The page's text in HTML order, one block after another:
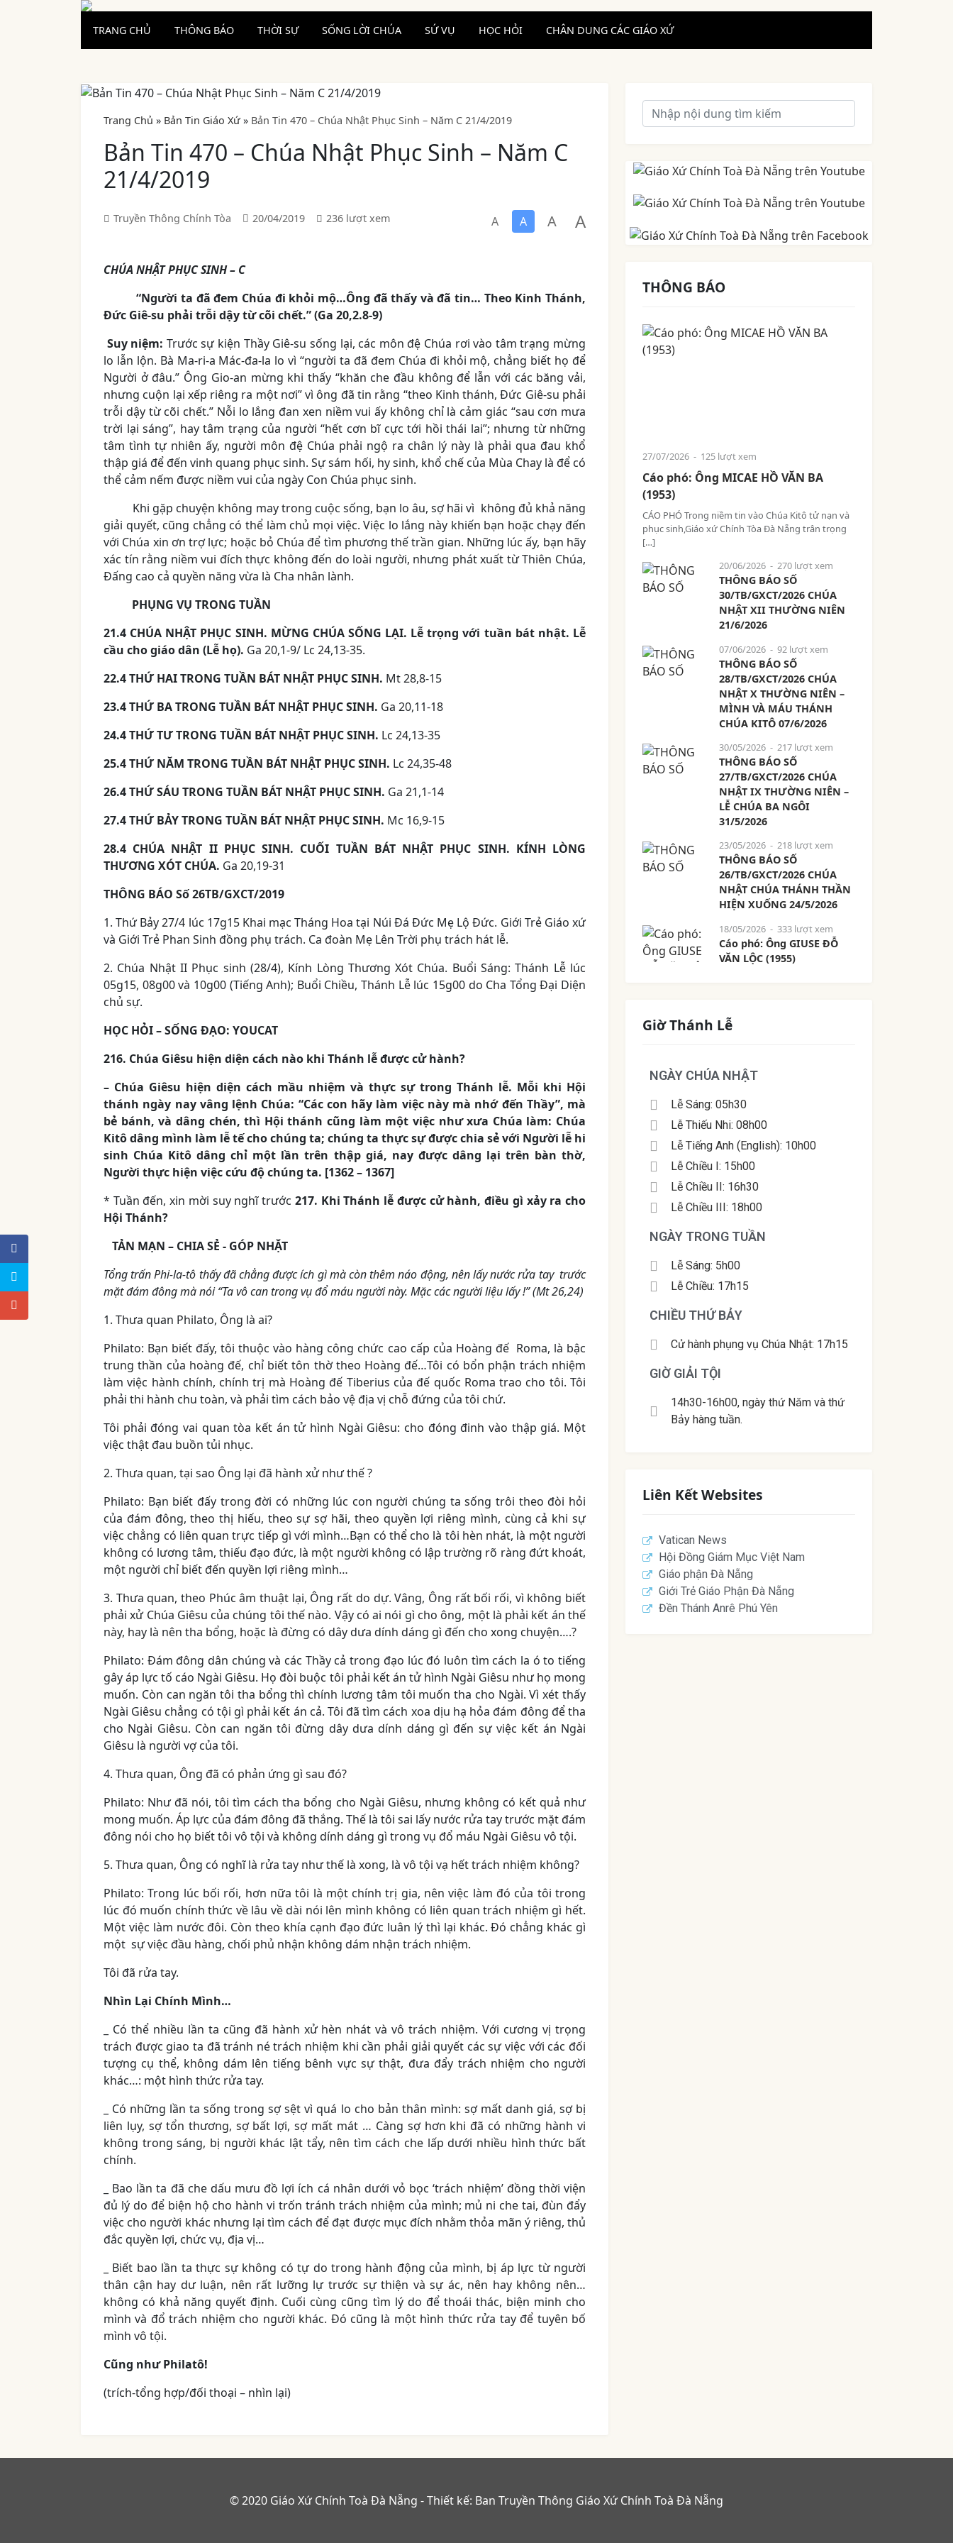
TRANG CHỦ THÔNG BÁO THỜI SỰ SỐNG LỜI CHÚA SỨ VỤ HỌC HỎI CHÂN DUNG CÁC GIÁO XỨ
Trang Chủ » Bản Tin Giáo Xứ » Bản Tin 470 – Chúa Nhật Phục Sinh – Năm C 21/4/2019
Bản Tin 470 – Chúa Nhật Phục Sinh – Năm C
21/4/2019
Truyền Thông Chính Tòa 20/04/2019 236 lượt xem A A A A
CHÚA NHẬT PHỤC SINH – C
“Người ta đã đem Chúa đi khỏi mộ…Ông đã thấy và đã tin… Theo Kinh Thánh,
Đức Giê-su phải trỗi dậy từ cõi chết.” (Ga 20,2.8-9)
Suy niệm: Trước sự kiện Thầy Giê-su sống lại, các môn đệ Chúa rơi vào tâm trạng mừng
lo lẫn lộn. Bà Ma-ri-a Mác-đa-la lo vì “người ta đã đem Chúa đi khỏi mộ, chẳng biết họ để
Người ở đâu.” Ông Gio-an mừng khi thấy “khăn che đầu không để lẫn với các băng vải,
nhưng cuộn lại xếp riêng ra một nơi” vì ông đã tin rằng “theo Kinh thánh, Đức Giê-su phải
trỗi dậy từ cõi chết.” Nỗi lo lắng đan xen niềm vui ấy không chỉ là cảm giác “sau cơn mưa
trời lại sáng”, hay tâm trạng của người “hết cơn bĩ cực tới hồi thái lai”; nhưng từ những
tâm tình tự nhiên ấy, người môn đệ Chúa phải ngộ ra chân lý này là phải qua đau khổ
thập giá để đến vinh quang phục sinh. Sự sám hối, hy sinh, khổ chế của Mùa Chay là để có
thể cảm nếm được niềm vui của ngày Con Chúa phục sinh.
Khi gặp chuyện không may trong cuộc sống, bạn lo âu, sợ hãi vì không đủ khả năng
giải quyết, cũng chẳng có thể làm chủ mọi việc. Việc lo lắng này khiến bạn hoặc chạy đến
với Chúa xin ơn trợ lực; hoặc bỏ Chúa để tìm phương thế trần gian. Những lúc ấy, bạn hãy
xác tín rằng niềm vui đích thực không đến do loài người, nhưng phát xuất từ Thiên Chúa,
Đấng cao cả quyền năng vừa là Cha nhân lành.
PHỤNG VỤ TRONG TUẦN
21.4 CHÚA NHẬT PHỤC SINH. MỪNG CHÚA SỐNG LẠI. Lễ trọng với tuần bát nhật. Lễ
cầu cho giáo dân (Lễ họ). Ga 20,1-9/ Lc 24,13-35.
22.4 THỨ HAI TRONG TUẦN BÁT NHẬT PHỤC SINH. Mt 28,8-15
23.4 THỨ BA TRONG TUẦN BÁT NHẬT PHỤC SINH. Ga 20,11-18
24.4 THỨ TƯ TRONG TUẦN BÁT NHẬT PHỤC SINH. Lc 24,13-35
25.4 THỨ NĂM TRONG TUẦN BÁT NHẬT PHỤC SINH. Lc 24,35-48
26.4 THỨ SÁU TRONG TUẦN BÁT NHẬT PHỤC SINH. Ga 21,1-14
27.4 THỨ BẢY TRONG TUẦN BÁT NHẬT PHỤC SINH. Mc 16,9-15
28.4 CHÚA NHẬT II PHỤC SINH. CUỐI TUẦN BÁT NHẬT PHỤC SINH. KÍNH LÒNG
THƯƠNG XÓT CHÚA. Ga 20,19-31
THÔNG BÁO Số 26TB/GXCT/2019
1. Thứ Bảy 27/4 lúc 17g15 Khai mạc Tháng Hoa tại Núi Đá Đức Mẹ Lộ Đức. Giới Trẻ Giáo xứ
và Giới Trẻ Phan Sinh đồng phụ trách. Ca đoàn Mẹ Lên Trời phụ trách hát lễ.
2. Chúa Nhật II Phục sinh (28/4), Kính Lòng Thương Xót Chúa. Buổi Sáng: Thánh Lễ lúc
05g15, 08g00 và 10g00 (Tiếng Anh); Buổi Chiều, Thánh Lễ lúc 15g00 do Cha Tổng Đại Diện
chủ sự.
HỌC HỎI – SỐNG ĐẠO: YOUCAT
216. Chúa Giêsu hiện diện cách nào khi Thánh lễ được cử hành?
– Chúa Giêsu hiện diện cách mầu nhiệm và thực sự trong Thánh lễ. Mỗi khi Hội
thánh ngày nay vâng lệnh Chúa: “Các con hãy làm việc này mà nhớ đến Thầy”, mà
bẻ bánh, và dâng chén, thì Hội thánh cũng làm một việc như xưa Chúa làm: Chúa
Kitô dâng mình làm lễ tế cho chúng ta; chúng ta thực sự được chia sẻ với Người lễ hi
sinh Chúa Kitô dâng chỉ một lần trên thập giá, nay được dâng lại trên bàn thờ,
Người thực hiện việc cứu độ chúng ta. [1362 – 1367]
* Tuần đến, xin mời suy nghĩ trước 217. Khi Thánh lễ được cử hành, điều gì xảy ra cho
Hội Thánh?
TẢN MẠN – CHIA SẺ ­- GÓP NHẶT
Tổng trấn Phi-la-tô thấy đã chẳng được ích gì mà còn thêm náo động, nên lấy nước rửa tay trước
mặt đám đông mà nói “Ta vô can trong vụ đổ máu người này. Mặc các người liệu lấy !” (Mt 26,24)
1. Thưa quan Philato, Ông là ai?
Philato: Bạn biết đấy, tôi thuộc vào hàng công chức cao cấp của Hoàng đế Roma, là bậc
trung thần của hoàng đế, chỉ biết tôn thờ theo Hoàng đế…Tôi có bổn phận trách nhiệm
làm việc hành chính, chính trị mà Hoàng đế Tiberius của đế quốc Roma trao cho tôi. Tôi
phải thi hành chu toàn, và phải tìm cách bảo vệ địa vị chỗ đứng của tôi chứ.
Tôi phải đóng vai quan tòa kết án tử hình Ngài Giêsu: cho đóng đinh vào thập giá. Một
việc thật đau buồn tủi nhục.
2. Thưa quan, tại sao Ông lại đã hành xử như thế ?
Philato: Bạn biết đấy trong đời có những lúc con người chúng ta sống trôi theo đòi hỏi
của đám đông, theo thị hiếu, theo sự sợ hãi, theo quyền lợi riêng mình, cùng cả khi sự
việc chẳng có liên quan trực tiếp gì với mình…Bạn có thể cho là tôi hèn nhát, là một người
không có lương tâm, thiếu đạo đức, là một người không có lập trường rõ ràng đứt khoát,
một người chỉ biết đến quyền lợi riêng mình…
3. Thưa quan, theo Phúc âm thuật lại, Ông rất do dự. Vâng, Ông rất bối rối, vì không biết
phải xử Chúa Giêsu của chúng tôi thế nào. Vậy có ai nói gì cho ông, một là phải kết án thế
này, hay là nên tha bổng, hoặc là đừng có dây dưa dính dáng gì đến cho xong chuyện….?
Philato: Đám đông dân chúng và các Thầy cả trong đạo lúc đó luôn tìm cách la ó to tiếng
gây áp lực tố cáo Ngài Giêsu. Họ đòi buộc tôi phải kết án tử hình Ngài Giêsu như họ mong
muốn. Còn can ngăn tôi tha bổng thì chính lương tâm tôi muốn tha cho Ngài. Vì xét thấy
Ngài Giêsu chẳng có tội gì phải kết án cả. Tôi đã tìm cách xoa dịu hạ hỏa đám đông để tha
cho Ngài Giêsu. Còn can ngăn tôi đừng dây dưa dính dáng gì đến sự việc kết án Ngài
Giêsu là người vợ của tôi.
4. Thưa quan, Ông đã có phản ứng gì sau đó?
Philato: Như đã nói, tôi tìm cách tha bổng cho Ngài Giêsu, nhưng không có kết quả như
mong muốn. Áp lực của đám đông đã thắng. Thế là tôi sai lấy nước rửa tay trước mặt đám
đông nói cho họ biết tôi vô tội và không dính dáng gì trong vụ đổ máu Ngài Giêsu vô tội.
5. Thưa quan, Ông có nghĩ là rửa tay như thế là xong, là vô tội vạ hết trách nhiệm không?
Philato: Trong lúc bối rối, hơn nữa tôi là một chính trị gia, nên việc làm đó của tôi trong
lúc đó muốn chính thức về lâu về dài nói lên mình không có liên quan trách nhiệm gì hết.
Một việc làm nước đôi. Còn theo khía cạnh đạo đức luân lý thì lại khác. Đó chẳng khác gì
một sự việc đầu hàng, chối phủ nhận không dám nhận trách nhiệm.
Tôi đã rửa tay.
Nhìn Lại Chính Mình…
_ Có thể nhiều lần ta cũng đã hành xử hèn nhát và vô trách nhiệm. Với cương vị trọng
trách được giao ta đã tránh né trách nhiệm khi cần phải giải quyết các sự việc với các đối
tượng cụ thể, không dám lên tiếng bênh vực sự thật, đưa đẩy trách nhiệm cho người
khác…: một hình thức rửa tay.
_ Có những lần ta sống trong sợ sệt vì quá lo cho bản thân mình: sợ mất danh giá, sợ bị
liên lụy, sợ tổn thương, sợ bất lợi, sợ mất mát … Càng sợ hơn khi đã có những hành vi
không trong sáng, bị người khác lật tẩy, nên tìm cách che lấp dưới nhiều hình thức bất
chính.
_ Bao lần ta đã che dấu mưu đồ lợi ích cá nhân dưới vỏ bọc ‘trách nhiệm’ đồng thời viện
đủ lý do để biện hộ cho hành vi trốn tránh trách nhiệm của mình; mủ ni che tai, đùn đẩy
việc cho người khác nhưng lại tìm cách để đạt được mục đích nhằm thỏa mãn ý riêng, thủ
đắc quyền lợi, chức vụ, địa vị…
_ Biết bao lần ta thực sự không có tự do trong hành động của mình, bị áp lực từ người
thân cận hay dư luận, nên rất lưỡng lự trước sự thiện và sự ác, nên hay không nên…
không có khả năng quyết định. Cuối cùng cũng tìm lý do để thoái thác, biện minh cho
mình và đổ trách nhiệm cho người khác. Đó cũng là một hình thức rửa tay để tuyên bố
mình vô tội.
Cũng như Philatô!
(trích-tổng hợp/đối thoại – nhìn lại)
THÔNG BÁO
27/07/2026 - 125 lượt xem
Cáo phó: Ông MICAE HỒ VĂN BA
(1953)
CÁO PHÓ Trong niềm tin vào Chúa Kitô tử nạn và
phục sinh,Giáo xứ Chính Tòa Đà Nẵng trân trọng
[…]
20/06/2026- 270 lượt xem
THÔNG BÁO SỐ
30/TB/GXCT/2026 CHÚA
NHẬT XII THƯỜNG NIÊN
21/6/2026
07/06/2026- 92 lượt xem
THÔNG BÁO SỐ
28/TB/GXCT/2026 CHÚA
NHẬT X THƯỜNG NIÊN –
MÌNH VÀ MÁU THÁNH
CHÚA KITÔ 07/6/2026
30/05/2026- 217 lượt xem
THÔNG BÁO SỐ
27/TB/GXCT/2026 CHÚA
NHẬT IX THƯỜNG NIÊN –
LỄ CHÚA BA NGÔI
31/5/2026
23/05/2026- 218 lượt xem
THÔNG BÁO SỐ
26/TB/GXCT/2026 CHÚA
NHẬT CHÚA THÁNH THẦN
HIỆN XUỐNG 24/5/2026
18/05/2026- 333 lượt xem
Cáo phó: Ông GIUSE ĐỖ
VĂN LỘC (1955)
Giờ Thánh Lễ
NGÀY CHÚA NHẬT
Lễ Sáng: 05h30
Lễ Thiếu Nhi: 08h00
Lễ Tiếng Anh (English): 10h00
Lễ Chiều I: 15h00
Lễ Chiều II: 16h30
Lễ Chiều III: 18h00
NGÀY TRONG TUẦN
Lễ Sáng: 5h00
Lễ Chiều: 17h15
CHIỀU THỨ BẢY
Cử hành phụng vụ Chúa Nhật: 17h15
GIỜ GIẢI TỘI
14h30-16h00, ngày thứ Năm và thứ
Bảy hàng tuần.
Liên Kết Websites
Vatican News
Hội Đồng Giám Mục Việt Nam
Giáo phận Đà Nẵng
Giới Trẻ Giáo Phận Đà Nẵng
Đền Thánh Anrê Phú Yên
© 2020 Giáo Xứ Chính Toà Đà Nẵng - Thiết kế: Ban Truyền Thông Giáo Xứ Chính Toà Đà Nẵng